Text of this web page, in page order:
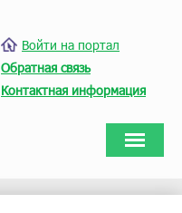
Войти на портал
Обратная связь
Контактная информация